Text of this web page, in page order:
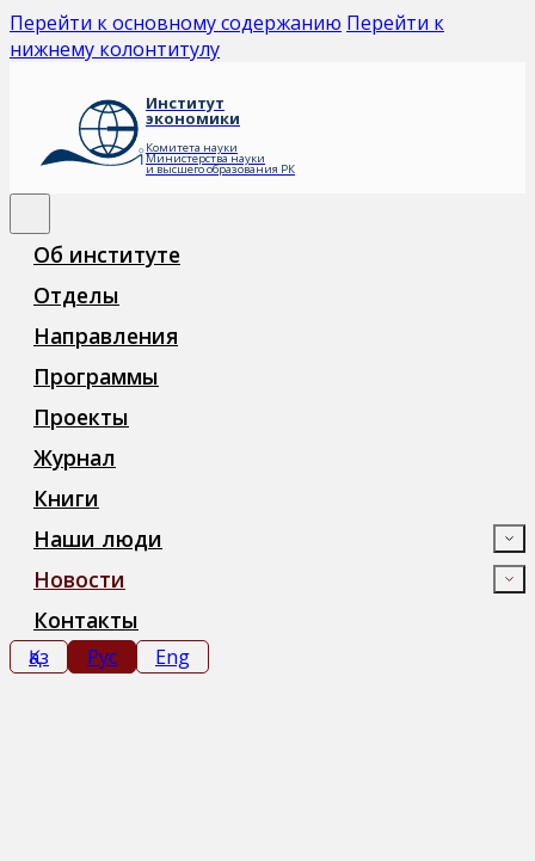
Перейти к основному содержанию Перейти к
нижнему колонтитулу
Институт
экономики
Комитета науки
Министерства науки
и высшего образования РК
Об институте
Отделы
Направления
Программы
Проекты
Журнал
Книги
Наши люди
Новости
Контакты
Қаз Рус Eng